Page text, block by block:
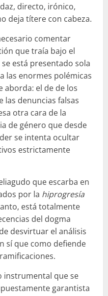
directo, irónico,
deja títere con cabeza.
comentar
que traía bajo el
está presentado sola
las enormes polémicas
aborda: el de de los
las denuncias falsas
otra cara de la
de género que desde
se intenta ocultar
estrictamente
que escarba en
por la hiprogresía
está totalmente
del dogma
desvirtuar el análisis
sí que como defiende
instrumental que se
garantista